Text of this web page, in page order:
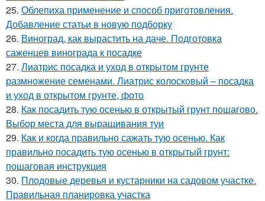
25. Облепиха применение и способ приготовления.
Добавление статьи в новую подборку
26. Виноград, как вырастить на даче. Подготовка
саженцев винограда к посадке
27. Лиатрис посадка и уход в открытом грунте
размножение семенами. Лиатрис колосковый – посадка
и уход в открытом грунте, фото
28. Как посадить тую осенью в открытый грунт пошагово.
Выбор места для выращивания туи
29. Как и когда правильно сажать тую осенью. Как
правильно посадить тую осенью в открытый грунт:
пошаговая инструкция
30. Плодовые деревья и кустарники на садовом участке.
Правильная планировка участка